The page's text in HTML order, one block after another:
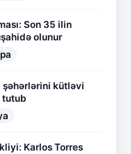
Son 35 ilin
olunur
şəhərlərini kütləvi
tutub
Karlos Torres